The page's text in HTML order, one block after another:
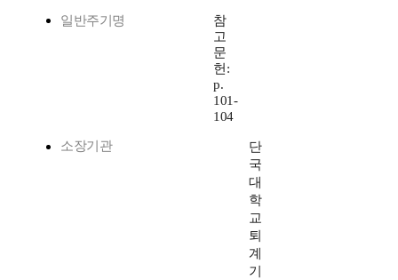
일반주기명
참
고
문
헌:
p.
101-
104
소장기관
단
국
대
학
교
퇴
계
기